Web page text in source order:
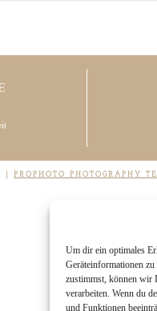
Um dir ein optimales
Geräteinformationen
zustimmst, können wir
verarbeiten. Wenn du
und Funktionen
PROPHOTO PHOTOGRAPHY